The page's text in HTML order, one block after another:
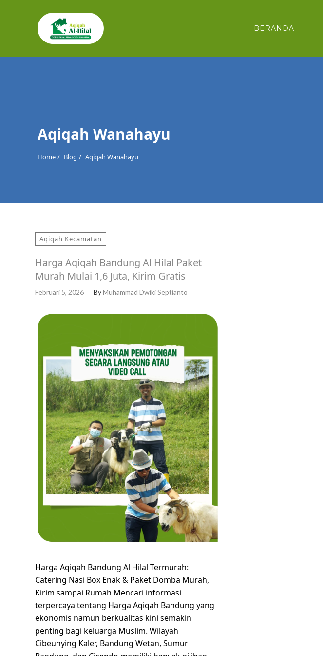
BERANDA
Cari
Aqiqah Wanahayu
Home Blog Aqiqah Wanahayu
Aqiqah Kecamatan
Harga Aqiqah Bandung Al Hilal Paket
Murah Mulai 1,6 Juta, Kirim Gratis
Februari 5, 2026 ByMuhammad Dwiki Septianto
Harga Aqiqah Bandung Al Hilal Termurah:
Catering Nasi Box Enak & Paket Domba Murah,
Kirim sampai Rumah Mencari informasi
terpercaya tentang Harga Aqiqah Bandung yang
ekonomis namun berkualitas kini semakin
penting bagi keluarga Muslim. Wilayah
Cibeunying Kaler, Bandung Wetan, Sumur